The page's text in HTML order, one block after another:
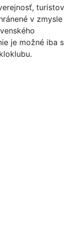
turistov
v zmysle
je možné iba s